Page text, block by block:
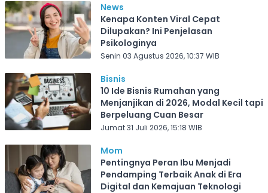
News
Kenapa Konten Viral Cepat
Dilupakan? Ini Penjelasan
Psikologinya
Senin 03 Agustus 2026, 10:37 WIB
Bisnis
10 Ide Bisnis Rumahan yang
Menjanjikan di 2026, Modal Kecil tapi
Berpeluang Cuan Besar
Jumat 31 Juli 2026, 15:18 WIB
Mom
Pentingnya Peran Ibu Menjadi
Pendamping Terbaik Anak di Era
Digital dan Kemajuan Teknologi